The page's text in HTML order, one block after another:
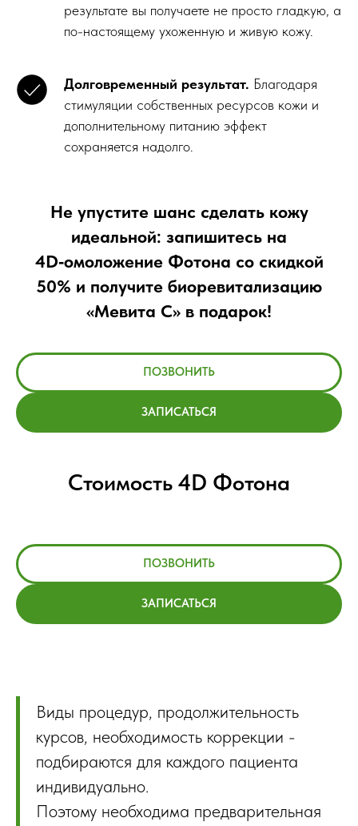
результате вы получаете не просто гладкую, а
по-настоящему ухоженную и живую кожу.
Долговременный результат. Благодаря
стимуляции собственных ресурсов кожи и
дополнительному питанию эффект
сохраняется надолго.
Не упустите шанс сделать кожу
идеальной: запишитесь на
4D‑омоложение Фотона со скидкой
50% и получите биоревитализацию
«Мевита С» в подарок!
ПОЗВОНИТЬ
ЗАПИСАТЬСЯ
Стоимость 4D Фотона
ПОЗВОНИТЬ
ЗАПИСАТЬСЯ
Виды процедур, продолжительность
курсов, необходимость коррекции -
подбираются для каждого пациента
индивидуально.
Поэтому необходима предварительная